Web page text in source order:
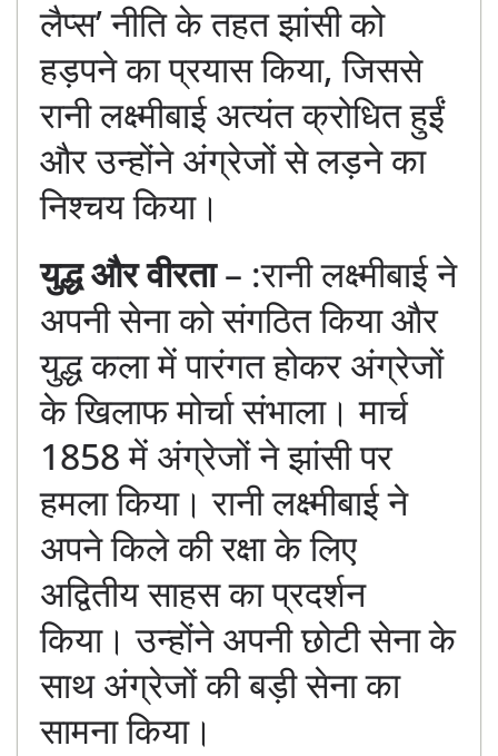
लैप्स’ नीति के तहत झांसी को
हड़पने का प्रयास किया, जिससे
रानी लक्ष्मीबाई अत्यंत क्रोधित हुईं
और उन्होंने अंग्रेजों से लड़ने का
निश्चय किया।
युद्ध और वीरता– :रानी लक्ष्मीबाई ने
अपनी सेना को संगठित किया और
युद्ध कला में पारंगत होकर अंग्रेजों
के खिलाफ मोर्चा संभाला। मार्च
1858 में अंग्रेजों ने झांसी पर
हमला किया। रानी लक्ष्मीबाई ने
अपने किले की रक्षा के लिए
अद्वितीय साहस का प्रदर्शन
किया। उन्होंने अपनी छोटी सेना के
साथ अंग्रेजों की बड़ी सेना का
सामना किया।